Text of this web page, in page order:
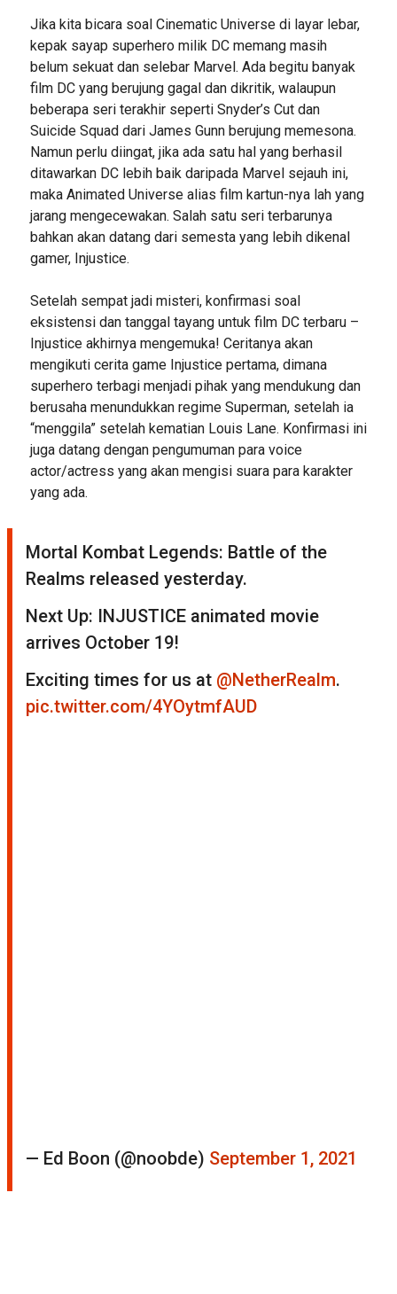
Jika kita bicara soal Cinematic Universe di layar lebar,
kepak sayap superhero milik DC memang masih
belum sekuat dan selebar Marvel. Ada begitu banyak
film DC yang berujung gagal dan dikritik, walaupun
beberapa seri terakhir seperti Snyder’s Cut dan
Suicide Squad dari James Gunn berujung memesona.
Namun perlu diingat, jika ada satu hal yang berhasil
ditawarkan DC lebih baik daripada Marvel sejauh ini,
maka Animated Universe alias film kartun-nya lah yang
jarang mengecewakan. Salah satu seri terbarunya
bahkan akan datang dari semesta yang lebih dikenal
gamer, Injustice.
Setelah sempat jadi misteri, konfirmasi soal
eksistensi dan tanggal tayang untuk film DC terbaru –
Injustice akhirnya mengemuka! Ceritanya akan
mengikuti cerita game Injustice pertama, dimana
superhero terbagi menjadi pihak yang mendukung dan
berusaha menundukkan regime Superman, setelah ia
“menggila” setelah kematian Louis Lane. Konfirmasi ini
juga datang dengan pengumuman para voice
actor/actress yang akan mengisi suara para karakter
yang ada.
Mortal Kombat Legends: Battle of the
Realms released yesterday.
Next Up: INJUSTICE animated movie
arrives October 19!
Exciting times for us at @NetherRealm.
pic.twitter.com/4YOytmfAUD
— Ed Boon (@noobde) September 1, 2021